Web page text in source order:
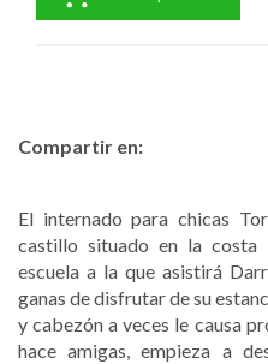
Compartir en:
El internado para chicas
castillo situado en la costa
escuela a la que asistirá
ganas de disfrutar de su
y cabezón a veces le causa
hace amigas, empieza a